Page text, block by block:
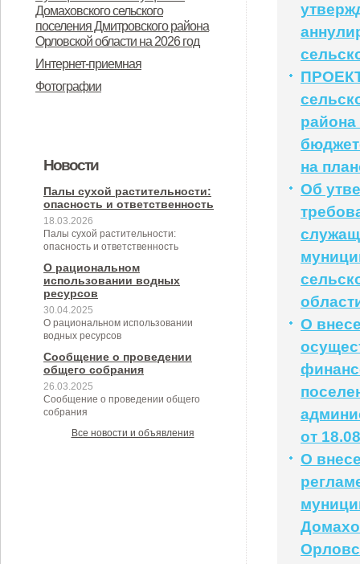
предназначенного для
предоставления во владение и
(или) пользование на
долгосрочной основе (в том числе
среднего предпринимательства и
организациям, образующим
субъектов малого и среднего
предпринимательства» (с
изменениями от 26.04.2022 № 30/9-
сс)
Дмитровского района Орловской
области в целях осуществления
сельского поселения
Домаховского сельского
поселения Дмитровского района
Орловской области на 2026 год
Интернет-приемная
Фотографии
Новости
Палы сухой растительности:
опасность и ответственность
18.03.2026
Палы сухой растительности:
опасность и ответственность
О рациональном
использовании водных
ресурсов
30.04.2025
О рациональном использовании
водных ресурсов
Сообщение о проведении
общего собрания
26.03.2025
Сообщение о проведении общего
собрания
Все новости и объявления
на
Об
О
от
О